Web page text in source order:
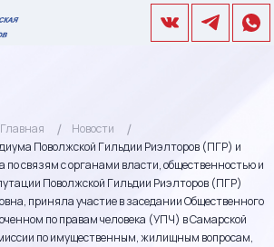
Главная
Новости
Поволжской Гильдии Риэлторов (ПГР) и
по связям с органами власти, общественностью и
Поволжской Гильдии Риэлторов (ПГР)
приняла участие в заседании Общественного
по правам человека (УПЧ) в Самарской
по имущественным, жилищным вопросам,